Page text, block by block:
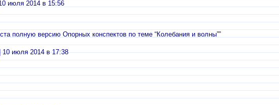
июля 2014 в 15:56
полную версию Опорных конспектов по теме “Колебания и волны””
июля 2014 в 17:38